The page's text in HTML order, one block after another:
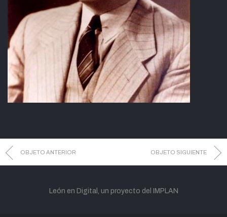
OBJETO ANTERIOR OBJETO SIGUIENTE
León en Digital, un proyecto del IMPLAN